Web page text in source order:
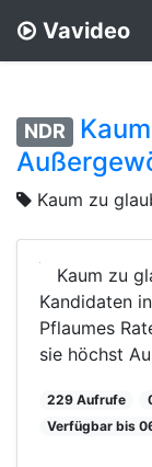
Vavideo
NDR
Kaum zu
Kaum zu
Kandidaten
Pflaumes
sie höchst
229 Aufrufe
Verfügbar bis